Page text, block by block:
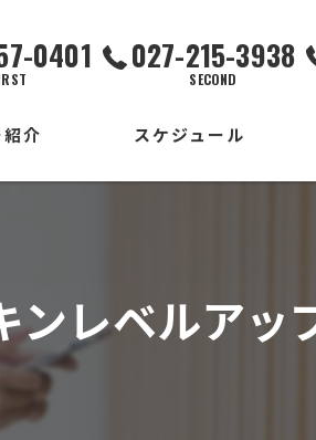
0401 027-215-3938
SECOND
介 スケジュール
THIRD校
レベルアッ